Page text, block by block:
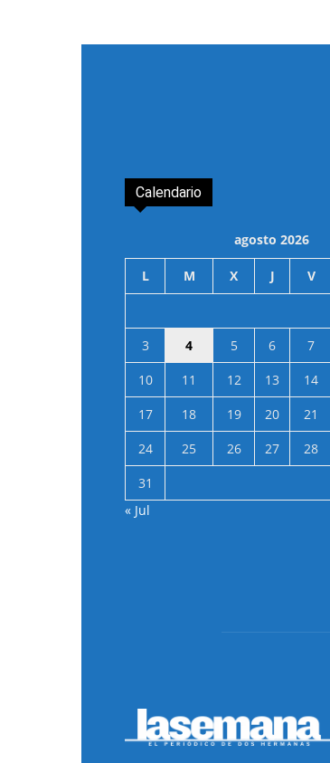
Calendario
agosto 2026
L M X J V
3
4 5 6 7
10
11 12 13 14
17
18 19 20 21
24
25 26 27 28
31
« Jul